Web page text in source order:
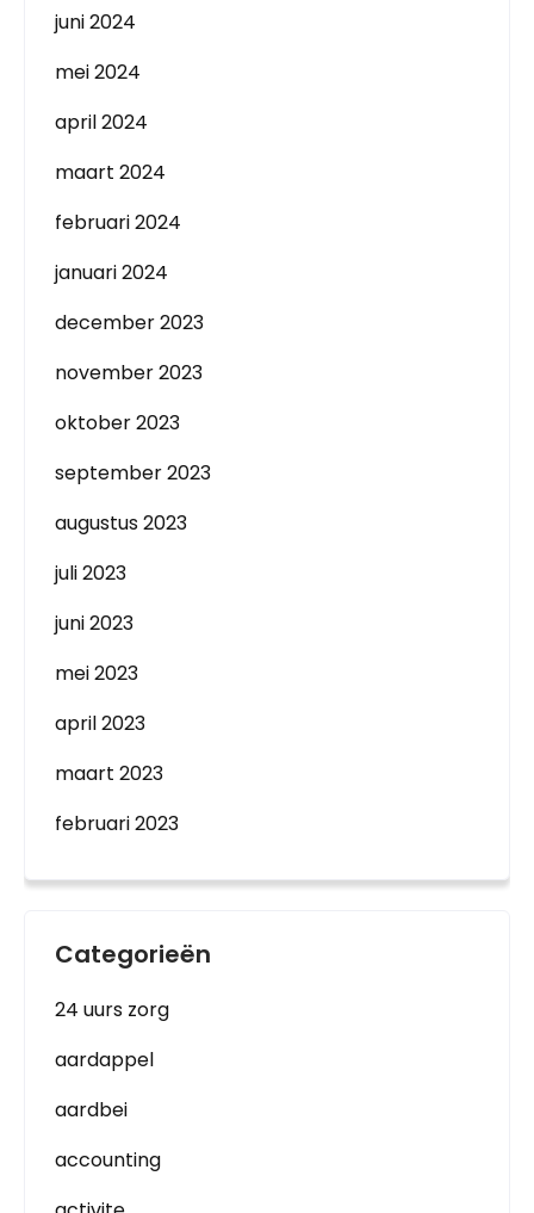
juni 2024
mei 2024
april 2024
maart 2024
februari 2024
januari 2024
december 2023
november 2023
oktober 2023
september 2023
augustus 2023
juli 2023
juni 2023
mei 2023
april 2023
maart 2023
februari 2023
Categorieën
24 uurs zorg
aardappel
aardbei
accounting